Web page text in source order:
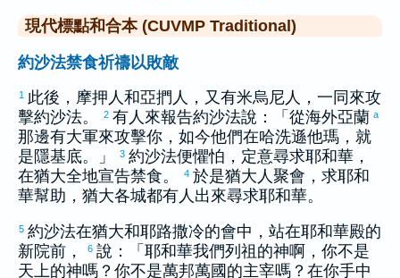
現代標點和合本 (CUVMP Traditional)
約沙法禁食祈禱以敗敵
1 此後， 摩押 人和亞捫 人，又有米烏尼人，一同來攻
擊約沙法。 2 有人來報告約沙法說：「從海外亞蘭 a
那邊有大軍來攻擊你，如今他們在哈洗遜他瑪 ，就
是隱基底。」 3 約沙法便懼怕，定意尋求耶和華，
在猶大全地宣告禁食。 4 於是猶大 人聚會，求耶和
華幫助， 猶大各城都有人出來尋求耶和華。
5 約沙法在猶大和耶路撒冷的會中，站在耶和華殿的
新院前，
6 說：「耶和華我們列祖的神啊，你不是
天上的神嗎？你不是萬邦萬國的主宰嗎？在你手中